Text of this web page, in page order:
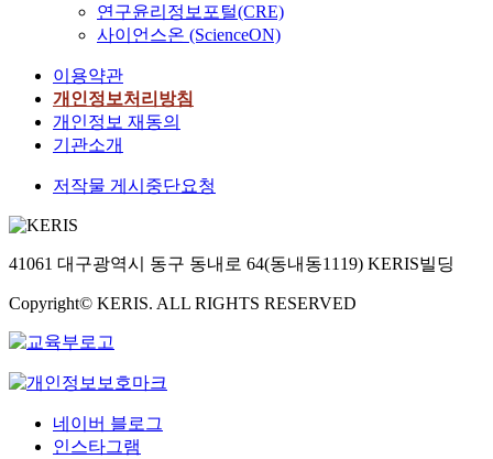
연구윤리정보포털(CRE)
사이언스온 (ScienceON)
이용약관
개인정보처리방침
개인정보 재동의
기관소개
저작물 게시중단요청
41061 대구광역시 동구 동내로 64(동내동1119) KERIS빌딩
Copyright© KERIS. ALL RIGHTS RESERVED
네이버 블로그
인스타그램